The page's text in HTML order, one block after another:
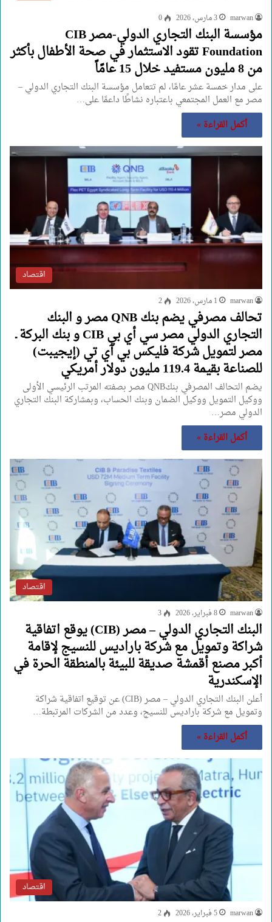
marwan 3 مارس، 2026 0
مؤسسة البنك التجاري الدولي-مصر CIB
Foundation تقود الاستثمار في صحة الأطفال بأكثر
من 8 مليون مستفيد خلال 15 عامًاً
على مدار خمسة عشر عامًا، لم تتعامل مؤسسة البنك التجاري الدولي –
مصر مع العمل المجتمعي باعتباره نشاطًا داعمًا على…
أكمل القراءة »
اقتصاد
marwan 1 مارس، 2026 2
تحالف مصرفي يضم بنك QNB مصر و البنك
التجاري الدولي مصر سي أي بي CIB و بنك البركة ـ
مصر لتمويل شركة فليكس بي آي تي (إيجيبت)
للصناعة بقيمة 119.4 مليون دولار أمريكي
يضم التحالف المصرفي بنكQNB مصر بصفته المرتب الرئيسي الأولى
ووكيل التمويل ووكيل الضمان وبنك الحساب، وبمشاركة البنك التجاري
الدولي مصر…
أكمل القراءة »
اقتصاد
marwan 8 فبراير، 2026 3
البنك التجاري الدولي – مصر (CIB) يوقع اتفاقية
شراكة وتمويل مع شركة باراديس للنسيج لإقامة
أكبر مصنع أقمشة صديقة للبيئة بالمنطقة الحرة في
الإسكندرية
أعلن البنك التجاري الدولي – مصر (CIB) عن توقيع اتفاقية شراكة
وتمويل مع شركة باراديس للنسيج، وعدد من الشركات المرتبطة…
أكمل القراءة »
اقتصاد
marwan 5 فبراير، 2026 2